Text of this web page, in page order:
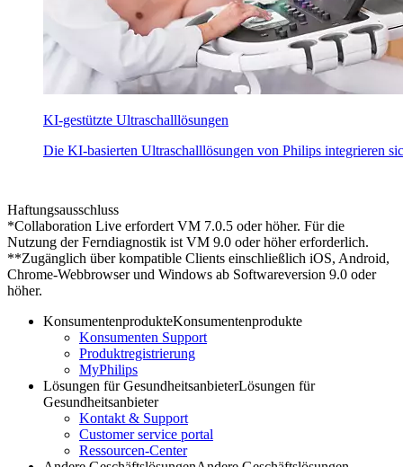
KI-gestützte Ultraschalllösungen
Die KI-basierten Ultraschalllösungen von Philips integrieren
Haftungsausschluss
*Collaboration Live erfordert VM 7.0.5 oder höher. Für die
Nutzung der Ferndiagnostik ist VM 9.0 oder höher erforderlich.
**Zugänglich über kompatible Clients einschließlich iOS, Android,
Chrome-Webbrowser und Windows ab Softwareversion 9.0 oder
höher.
KonsumentenprodukteKonsumentenprodukte
Konsumenten Support
Produktregistrierung
MyPhilips
Lösungen für GesundheitsanbieterLösungen für
Gesundheitsanbieter
Kontakt & Support
Customer service portal
Ressourcen-Center